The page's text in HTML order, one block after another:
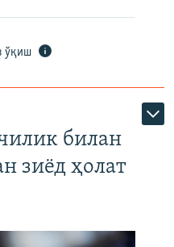
ўқиш
билан
зиёд ҳолат